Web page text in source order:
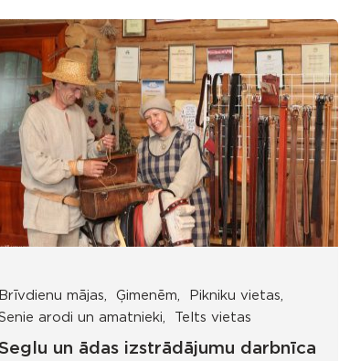
Brīvdienu mājas Ģimenēm
Pikniku vietas
arodi un amatnieki
Telts vietas
un ādas izstrādājumu darbnīca